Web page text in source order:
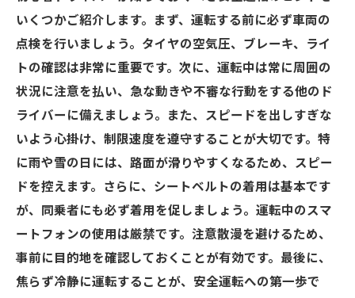
いくつかご紹介します。まず、運転する前に必ず車両の
点検を行いましょう。タイヤの空気圧、ブレーキ、ライ
トの確認は非常に重要です。次に、運転中は常に周囲の
状況に注意を払い、急な動きや不審な行動をする他のド
ライバーに備えましょう。また、スピードを出しすぎな
いよう心掛け、制限速度を遵守することが大切です。特
に雨や雪の日には、路面が滑りやすくなるため、スピー
ドを控えます。さらに、シートベルトの着用は基本です
が、同乗者にも必ず着用を促しましょう。運転中のスマ
ートフォンの使用は厳禁です。注意散漫を避けるため、
事前に目的地を確認しておくことが有効です。最後に、
焦らず冷静に運転することが、安全運転への第一歩で